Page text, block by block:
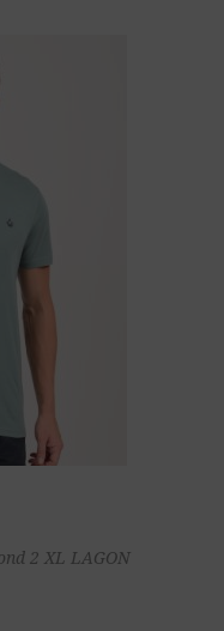
2 XL LAGON